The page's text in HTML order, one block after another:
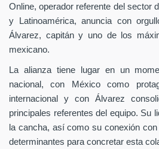
Online, operador referente del sector
y Latinoamérica, anuncia con
Álvarez, capitán y uno de los
mexicano.
La alianza tiene lugar en un
nacional, con México como
internacional y con Álvarez
principales referentes del equipo. Su
la cancha, así como su conexión
determinantes para concretar esta